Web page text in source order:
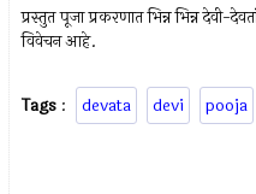
प्रस्तुत पूजा प्रकरणात भिन्न भिन्न देवी-
विवेचन आहे.
Tags : devata devi pooja